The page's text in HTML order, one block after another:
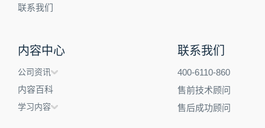
联系我们
内容中心
公司资讯
内容百科
学习内容
联系我们
400-6110-860
售前技术顾问
售后成功顾问